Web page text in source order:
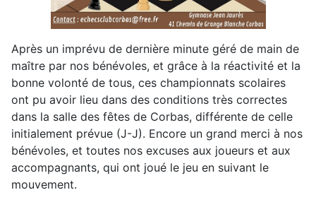
Après un imprévu de dernière minute géré de main de
maître par nos bénévoles, et grâce à la réactivité et la
bonne volonté de tous, ces championnats scolaires
ont pu avoir lieu dans des conditions très correctes
dans la salle des fêtes de Corbas, différente de celle
initialement prévue (J-J). Encore un grand merci à nos
bénévoles, et toutes nos excuses aux joueurs et aux
accompagnants, qui ont joué le jeu en suivant le
mouvement.